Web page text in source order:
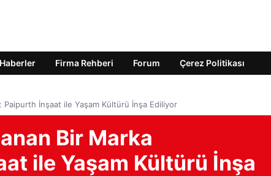
Firma Rehberi Forum Çerez Politikası
Paipurth İnşaat ile Yaşam Kültürü İnşa Ediliyor
Bir Marka
ile Yaşam Kültürü İnşa